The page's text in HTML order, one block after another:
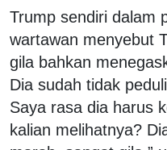
Trump sendiri dalam
wartawan menyebut
gila bahkan
Dia sudah tidak
Saya rasa dia harus
kalian melihatnya?